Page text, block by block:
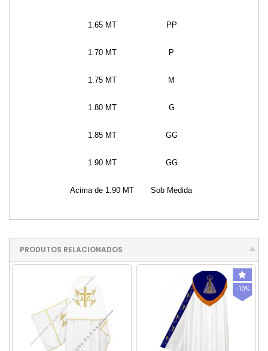
1.65 MT PP
1.70 MT P
1.75 MT M
1.80 MT G
1.85 MT GG
1.90 MT GG
Acima de 1.90 MT Sob Medida
PRODUTOS RELACIONADOS
-10%